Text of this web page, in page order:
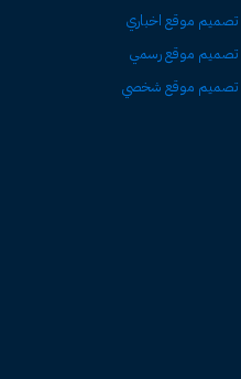
تصميم موقع اخباري
تصميم موقع رسمي
تصميم موقع شخصي